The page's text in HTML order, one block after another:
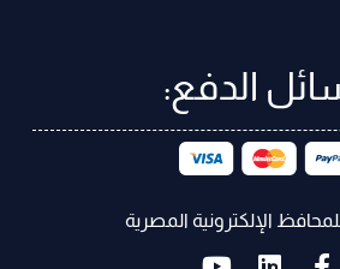
الدفع:
الإلكترونية المصرية